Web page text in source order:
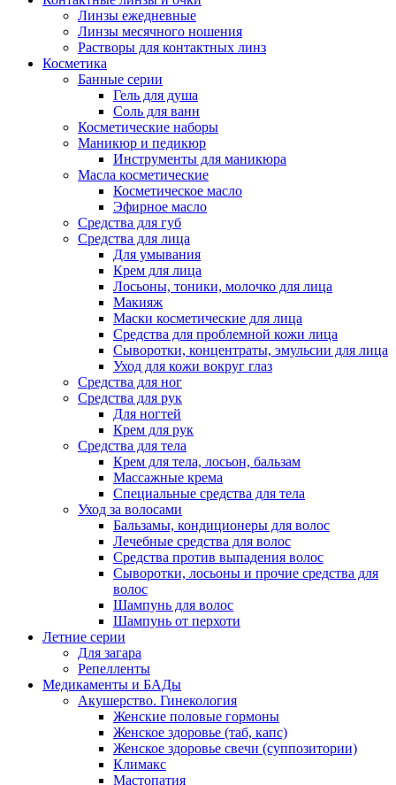
Линзы ежедневные
Линзы месячного ношения
Растворы для контактных линз
Косметика
Банные серии
Гель для душа
Соль для ванн
Косметические наборы
Маникюр и педикюр
Инструменты для маникюра
Масла косметические
Косметическое масло
Эфирное масло
Средства для губ
Средства для лица
Для умывания
Крем для лица
Лосьоны, тоники, молочко для лица
Макияж
Маски косметические для лица
Средства для проблемной кожи лица
Сыворотки, концентраты, эмульсии для лица
Уход для кожи вокруг глаз
Средства для ног
Средства для рук
Для ногтей
Крем для рук
Средства для тела
Крем для тела, лосьон, бальзам
Массажные крема
Специальные средства для тела
Уход за волосами
Бальзамы, кондиционеры для волос
Лечебные средства для волос
Средства против выпадения волос
Сыворотки, лосьоны и прочие средства для
волос
Шампунь для волос
Шампунь от перхоти
Летние серии
Для загара
Репелленты
Медикаменты и БАДы
Акушерство. Гинекология
Женские половые гормоны
Женское здоровье (таб, капс)
Женское здоровье свечи (суппозитории)
Климакс
Мастопатия